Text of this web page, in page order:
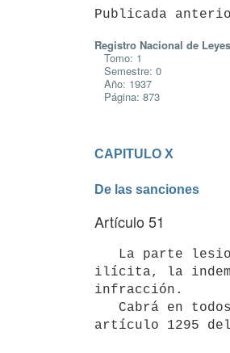
Registro Nacional de
Tomo: 1
Semestre: 0
Año: 1937
Página: 873
CAPITULO X
De las sanciones
Artículo 51
ilícita, la
infracción.
artículo 1295